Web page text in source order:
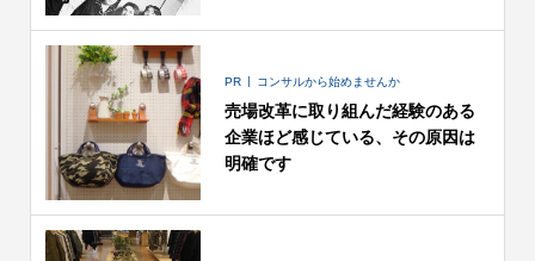
PR コンサルから始めませんか
売場改革に取り組んだ経験のある
企業ほど感じている、その原因は
明確です